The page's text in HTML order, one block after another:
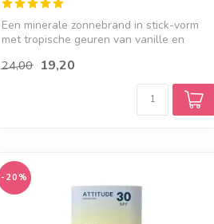
Een minerale zonnebrand in stick-vorm
met tropische geuren van vanille en
24,00 19,20
-20%